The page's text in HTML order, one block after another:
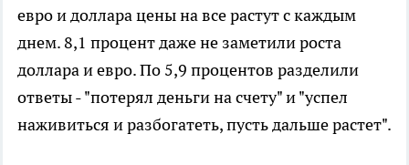
евро и доллара цены на все растут с каждым
днем. 8,1 процент даже не заметили роста
доллара и евро. По 5,9 процентов разделили
ответы - "потерял деньги на счету" и "успел
наживиться и разбогатеть, пусть дальше растет".